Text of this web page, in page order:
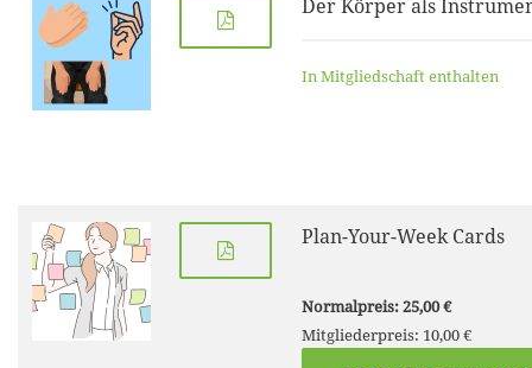
Der Körper als
In Mitgliedschaft enthalten
Plan-Your-Week Cards
Normalpreis: 25,00 €
Mitgliederpreis: 10,00 €